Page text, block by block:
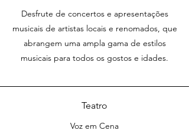
Desfrute de concertos e apresentações
musicais de artistas locais e renomados, que
abrangem uma ampla gama de estilos
musicais para todos os gostos e idades.
Teatro
Voz em Cena